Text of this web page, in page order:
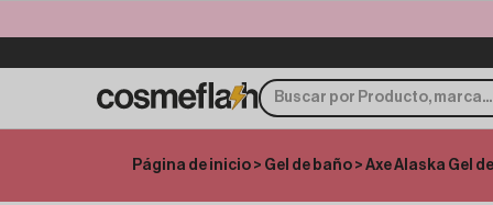
Página de inicio > Gel de baño > Axe Alaska Gel